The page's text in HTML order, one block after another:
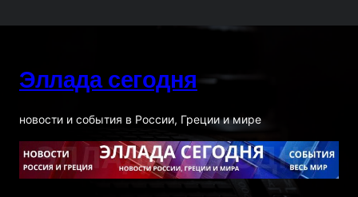
к
Эллада сегодня
новости и события в России, Греции и мире